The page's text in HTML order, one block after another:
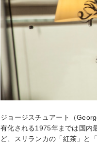
ジョージスチュアート（
有化される1975年までは国内
ど、スリランカの「紅茶」と